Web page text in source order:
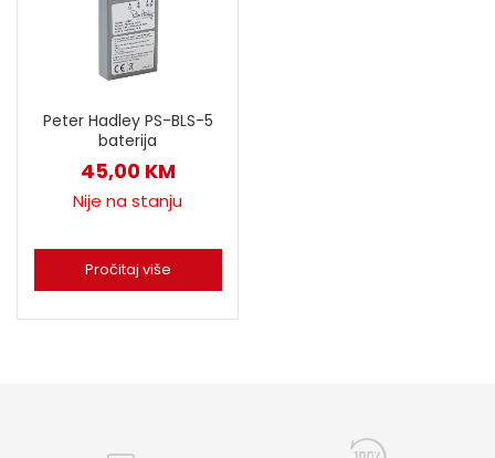
Peter Hadley PS-BLS-5
baterija
45,00 KM
Nije na stanju
Pročitaj više